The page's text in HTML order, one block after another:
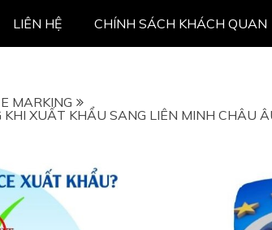
LIÊN HỆ CHÍNH SÁCH KHÁCH QUAN
MARKING
KHI XUẤT KHẨU SANG LIÊN MINH CHÂU